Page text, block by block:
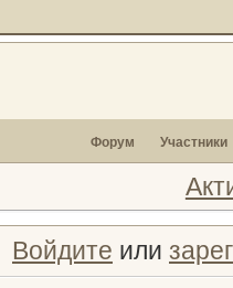
Форум Участники
Войдите или